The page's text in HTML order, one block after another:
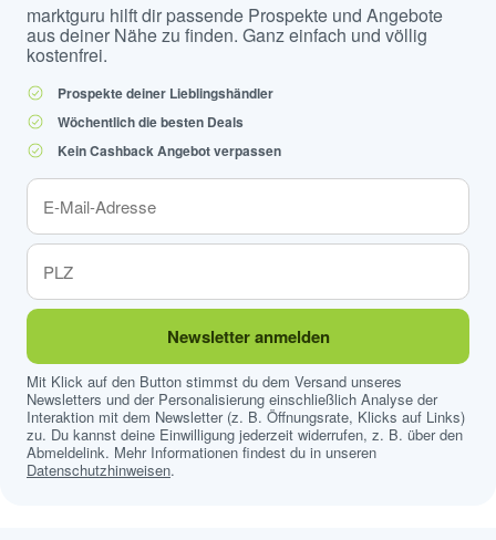
marktguru hilft dir passende Prospekte und Angebote
aus deiner Nähe zu finden. Ganz einfach und völlig
kostenfrei.
Prospekte deiner Lieblingshändler
Wöchentlich die besten Deals
Kein Cashback Angebot verpassen
Newsletter anmelden
Mit Klick auf den Button stimmst du dem Versand unseres
Newsletters und der Personalisierung einschließlich Analyse der
Interaktion mit dem Newsletter (z. B. Öffnungsrate, Klicks auf Links)
zu. Du kannst deine Einwilligung jederzeit widerrufen, z. B. über den
Abmeldelink. Mehr Informationen findest du in unseren
Datenschutzhinweisen.